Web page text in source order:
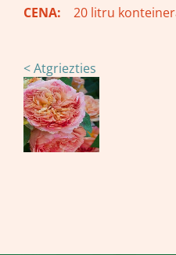
CENA:
20 litru
< Atgriezties